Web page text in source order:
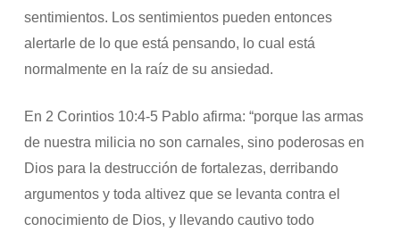
sentimientos. Los sentimientos pueden entonces
alertarle de lo que está pensando, lo cual está
normalmente en la raíz de su ansiedad.
En 2 Corintios 10:4-5 Pablo afirma: “porque las armas
de nuestra milicia no son carnales, sino poderosas en
Dios para la destrucción de fortalezas, derribando
argumentos y toda altivez que se levanta contra el
conocimiento de Dios, y llevando cautivo todo